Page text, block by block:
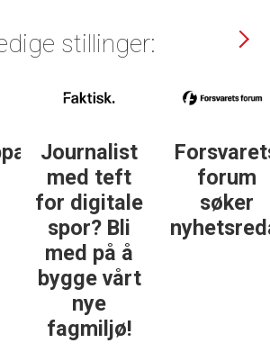
stillinger:
Journalist
med teft
for digitale
spor? Bli
med på å
bygge vårt
nye
fagmiljø!
Forsvarets
forum
søker